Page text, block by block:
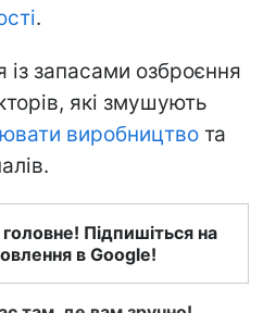
.
із запасами озброєння
які змушують
виробництво та
Підпишіться на
в Google!